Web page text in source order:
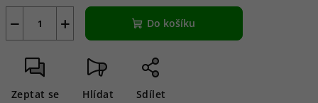
+
− Do košíku
Zeptat se Hlídat Sdílet